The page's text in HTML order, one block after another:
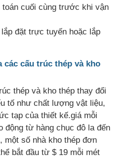
toán cuối cùng trước khi vận
đặt trực tuyến hoặc lắp
các cấu trúc thép và kho
thép và kho thép thay đổi
tố như chất lượng vật liệu,
tạp của thiết kế.giá mỗi
động từ hàng chục đô la đến
một số nhà kho thép đơn
bắt đầu từ $ 19 mỗi mét